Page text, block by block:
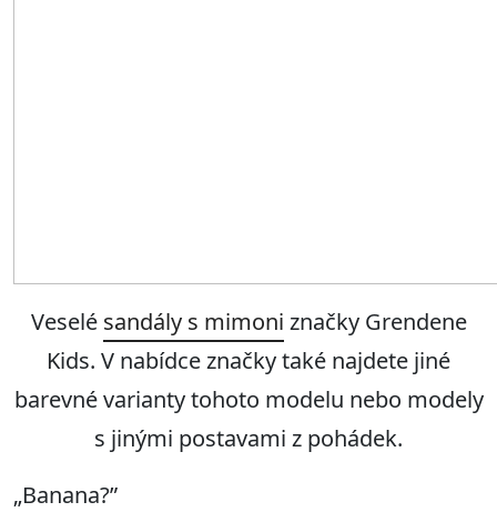
Veselé sandály s mimoni značky Grendene
Kids. V nabídce značky také najdete jiné
barevné varianty tohoto modelu nebo modely
s jinými postavami z pohádek.
„Banana?”